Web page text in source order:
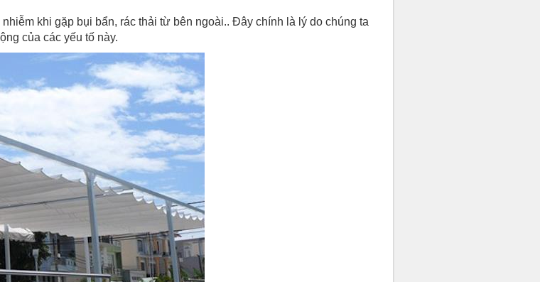
khi gặp bụi bẩn, rác thải từ bên ngoài.. Đây chính là lý do chúng ta
của các yếu tố này.